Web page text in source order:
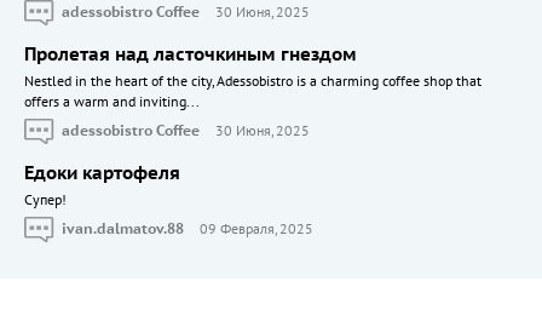
adessobistro Coffee
30 Июня, 2025
Пролетая над ласточкиным гнездом
Nestled in the heart of the city, Adessobistro is a charming coffee shop that
offers a warm and inviting...
adessobistro Coffee
30 Июня, 2025
Едоки картофеля
Cупер!
ivan.dalmatov.88
09 Февраля, 2025